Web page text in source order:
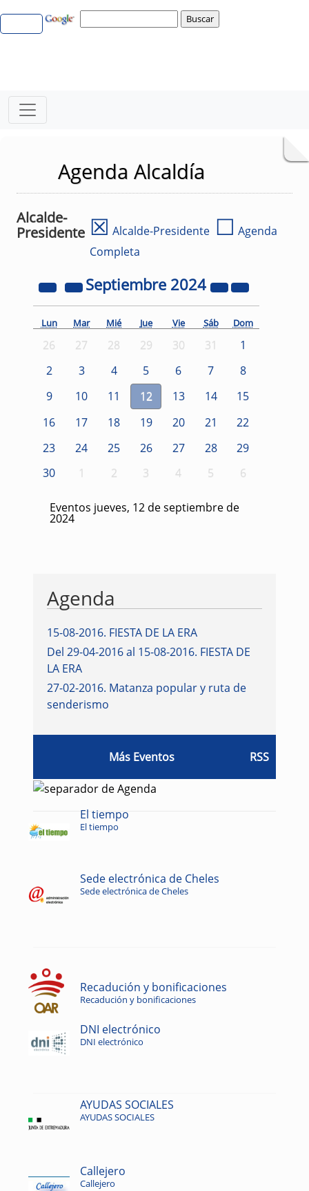
Agenda Alcaldía
Alcalde-
Presidente ☒ Alcalde-Presidente ☐ Agenda
Completa
Septiembre 2024
Lun Mar Mié Jue Vie Sáb Dom
26 27 28 29 30 31
1
2
3 4 5 6 7
8
9
10 11 12 13 14
15
16
17 18 19 20 21
22
23
24 25 26 27 28
29
30
1 2 3 4 5 6
Eventos jueves, 12 de septiembre de
2024
Agenda
15-08-2016. FIESTA DE LA ERA
Del 29-04-2016 al 15-08-2016. FIESTA DE
LA ERA
27-02-2016. Matanza popular y ruta de
senderismo
Más Eventos RSS
El tiempo
El tiempo
Sede electrónica de Cheles
Sede electrónica de Cheles
Recadución y bonificaciones
Recadución y bonificaciones
DNI electrónico
DNI electrónico
AYUDAS SOCIALES
AYUDAS SOCIALES
Callejero
Callejero